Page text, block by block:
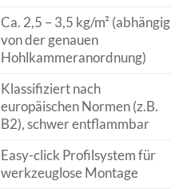
Ca. 2,5 – 3,5 kg/m² (abhängig
von der genauen
Hohlkammeranordnung)
Klassifiziert nach
europäischen Normen (z.B.
B2), schwer entflammbar
Easy-click Profilsystem für
werkzeuglose Montage